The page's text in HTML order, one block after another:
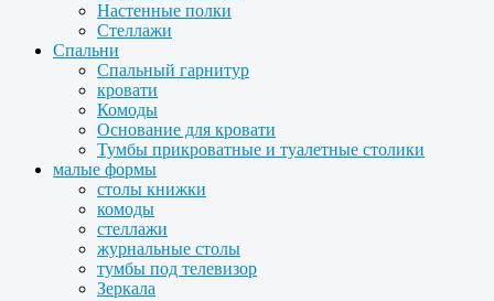
Настенные полки
Стеллажи
Спальни
Спальный гарнитур
кровати
Комоды
Основание для кровати
Тумбы прикроватные и туалетные столики
малые формы
столы книжки
комоды
стеллажи
журнальные столы
тумбы под телевизор
Зеркала